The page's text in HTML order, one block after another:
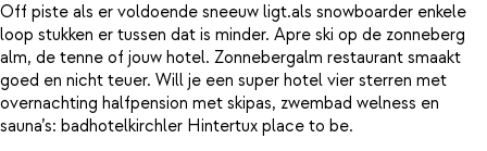
Off piste als er voldoende sneeuw ligt.als snowboarder enkele
loop stukken er tussen dat is minder. Apre ski op de zonneberg
alm, de tenne of jouw hotel. Zonnebergalm restaurant smaakt
goed en nicht teuer. Will je een super hotel vier sterren met
overnachting halfpension met skipas, zwembad welness en